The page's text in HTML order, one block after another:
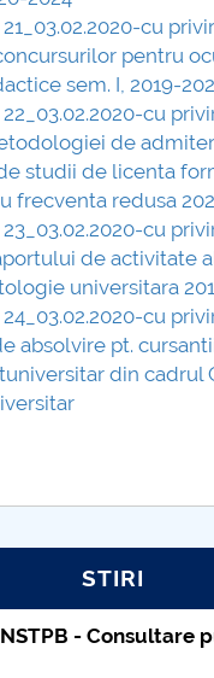
adrese Facultăți
- ADMITERE
cu
pentru
sem. I, 2019-
cu
de
studii de licenta
frecventa redusa
cu
de activitate
universitara
cu
absolvire pt.
din cadrul
STIRI
- Consultare